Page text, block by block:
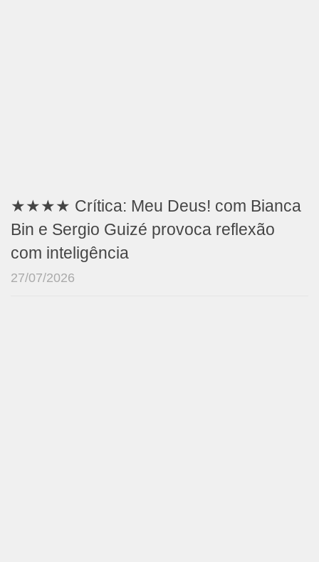
★★★★ Crítica: Meu Deus! com Bianca
Bin e Sergio Guizé provoca reflexão
com inteligência
27/07/2026